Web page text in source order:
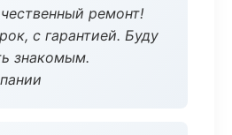
ремонт!
с гарантией. Буду
знакомым.